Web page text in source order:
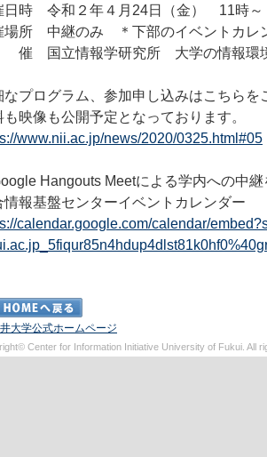
日時 令和２年４月24日（金） 11時
場所 中継のみ ＊下部のイベントカレ
国立情報学研究所 大学の情報環境
なプログラム、参加申し込みはこちらを
も映像も公開予定となっております。
www.nii.ac.jp/news/2020/0325.html#05
Hangouts Meetによる学内への中
情報基盤センターイベントカレンダー
calendar.google.com/calendar/
大学公式ホームページ
Center for Information Initiative University of Fukui. All